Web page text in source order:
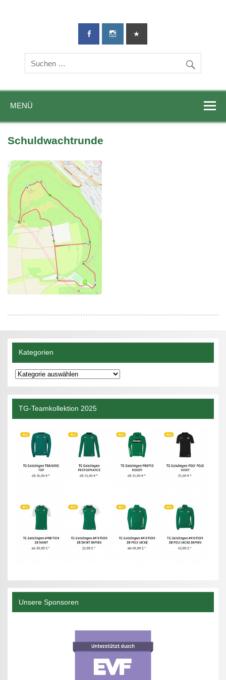
TG-Geislingen
DIE Sportadresse in Geislingen!
MENÜ
Schuldwachtrunde
Kategorien
Kategorien
TG-Teamkollektion 2025
Unsere Sponsoren